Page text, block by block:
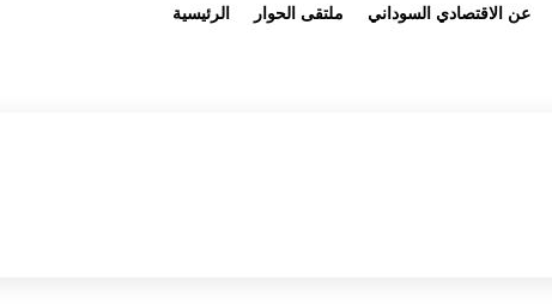
الرئيسية ملتقى الحوار عن الاقتصادي السوداني